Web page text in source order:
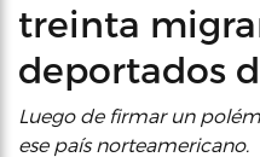
treinta
deportados
Luego de firmar un
ese país norteamericano.